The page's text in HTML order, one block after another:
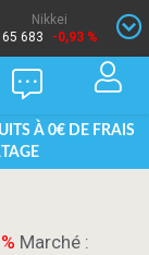
Nikkei
65 683
-0,93 %
À 0€ DE FRAIS
Marché :